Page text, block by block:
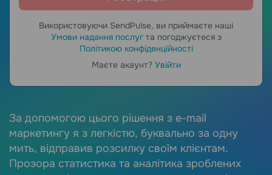
Використовуючи SendPulse, ви приймаєте наші
Умови надання послугта погоджуєтеся з
Політикою конфіденційності
Маєте акаунт? Увійти
За допомогою цього рішення з e-mail
маркетингу я з легкістю, буквально за одну
мить, відправив розсилку своїм клієнтам.
Прозора статистика та аналітика зроблених